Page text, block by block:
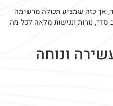
אך כזה שמציע תכולה מרשימה
נוחות ונגישות מלאה לכל מה
ונוחה